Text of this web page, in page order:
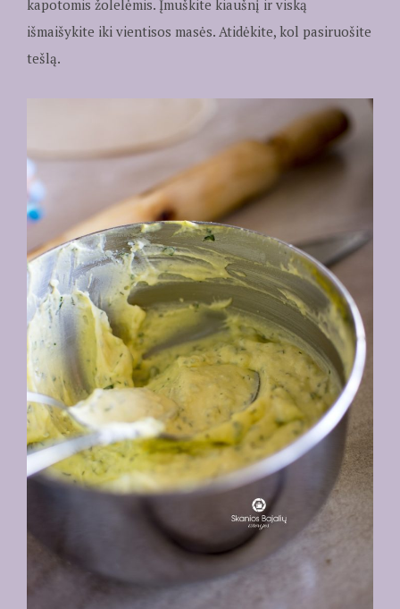
kapotomis žolelėmis. Įmuškite kiaušnį ir viską
išmaišykite iki vientisos masės. Atidėkite, kol pasiruošite
tešlą.